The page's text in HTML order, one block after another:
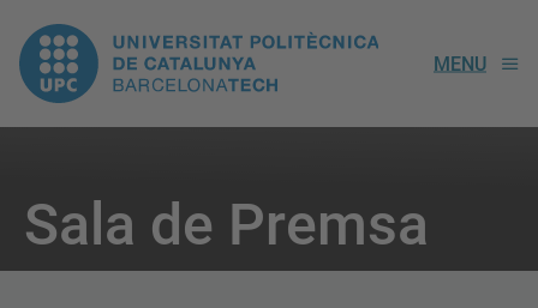
UPC.
Universitat
de
MENU
Sala de Premsa
here: